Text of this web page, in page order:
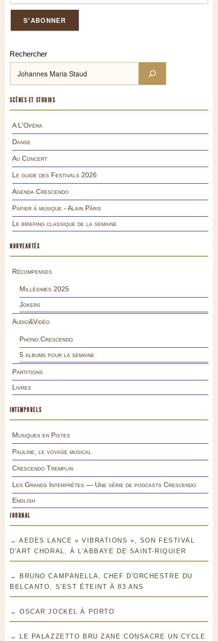
Rechercher
SCÈNES ET STUDIOS
A L'Opéra
Danse
Au Concert
Le guide des Festivals 2026
Agenda Crescendo
Papier à musique - Alain Pâris
Le briefing classique de la semaine
NOUVEAUTÉS
Récompenses
Millésimes 2025
Jokers
Audio&Vidéo
Phono.Crescendo
5 albums pour la semaine
Partitions
Livres
INTEMPORELS
Musiques en Pistes
Pauline, le voyage musical
Crescendo Tremplin
Les Grands Interprètes — Une série de podcasts Crescendo
English
JOURNAL
→ AEDES LANCE « VIBRATIONS », SON FESTIVAL
D'ART CHORAL, À L'ABBAYE DE SAINT-RIQUIER
→ BRUNO CAMPANELLA, CHEF D'ORCHESTRE DU
BELCANTO, S'EST ÉTEINT À 83 ANS
→ OSCAR JOCKEL À PORTO
→ LE PALAZZETTO BRU ZANE CONSACRE UN CYCLE